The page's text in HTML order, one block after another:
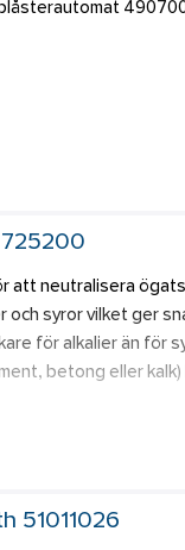
neutralisera ögats
syror vilket ger
för alkalier än för
betong eller
% fosfatfri för
51011026